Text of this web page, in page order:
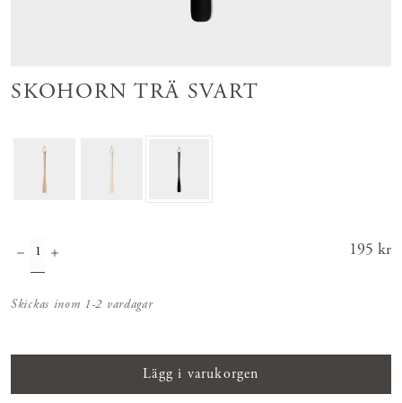
SKOHORN TRÄ SVART
Pris :
195 kr
Skickas inom 1-2 vardagar
Lägg i varukorgen